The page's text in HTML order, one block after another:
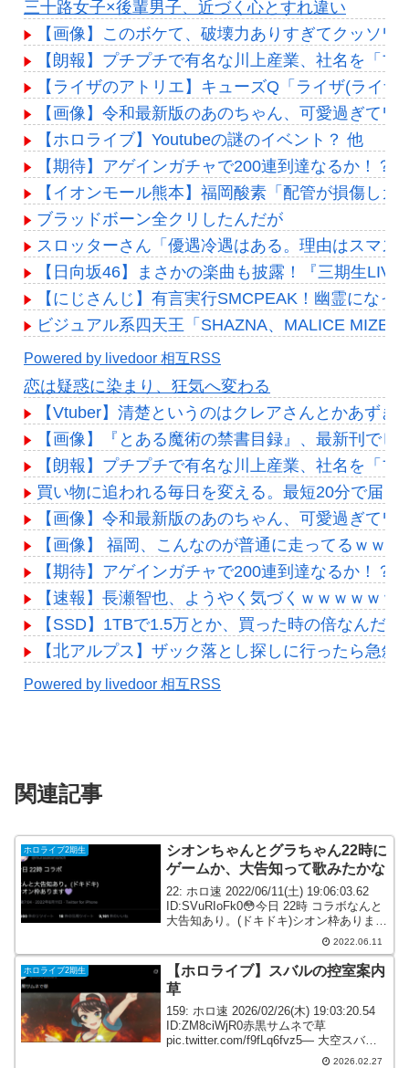
Powered by livedoor 相互RSS
三十路女子×後輩男子、近づく心とすれ違い
【画像】このボケて、破壊力ありすぎてクッソワ
【朗報】プチプチで有名な川上産業、社名を「
【ライザのアトリエ】キューズQ「ライザ(ライ
【画像】令和最新版のあのちゃん、可愛過ぎて
【ホロライブ】Youtubeの謎のイベント？ 他
【期待】アゲインガチャで200連到達なるか！？
【イオンモール熊本】福岡酸素「配管が損傷し
ブラッドボーン全クリしたんだが
スロッターさん「優遇冷遇はある。理由はスマ
【日向坂46】まさかの楽曲も披露！『三期生
【にじさんじ】有言実行SMCPEAK！幽霊になっ
ビジュアル系四天王「SHAZNA、MALICE
Powered by livedoor 相互RSS
恋は疑惑に染まり、狂気へ変わる
【Vtuber】清楚というのはクレアさんとかあず
【画像】『とある魔術の禁書目録』、最新刊でヒ
【朗報】プチプチで有名な川上産業、社名を「
買い物に追われる毎日を変える。最短20分で届
【画像】令和最新版のあのちゃん、可愛過ぎて
【画像】 福岡、こんなのが普通に走ってるｗｗ
【期待】アゲインガチャで200連到達なるか！？
【速報】長瀬智也、ようやく気づくｗｗｗｗｗｗ
【SSD】1TBで1.5万とか、買った時の倍なんだ
【北アルプス】ザック落とし探しに行ったら急
Powered by livedoor 相互RSS
関連記事
ホロライブ2期生
シオンちゃんとグラちゃん22時に
ゲームか、大告知って歌みたかな
22: ホロ速 2022/06/11(土) 19:06:03.62
ID:SVuRIoFk0😳今日 22時 コラボなんと
大告知あり。(ドキドキ)シオン枠あります
💜— 紫咲シオン🌙ホロライブ
(@murasakishionch) June 1...
2022.06.11
ホロライブ2期生
【ホロライブ】スバルの控室案内
草
159: ホロ速 2026/02/26(木) 19:03:20.54
ID:ZM8ciWjR0赤黒サムネで草
pic.twitter.com/f9fLq6fvz5— 大空スバル
🚑ホロライブ 🍥 (@oozorasubaru)2026.02.27